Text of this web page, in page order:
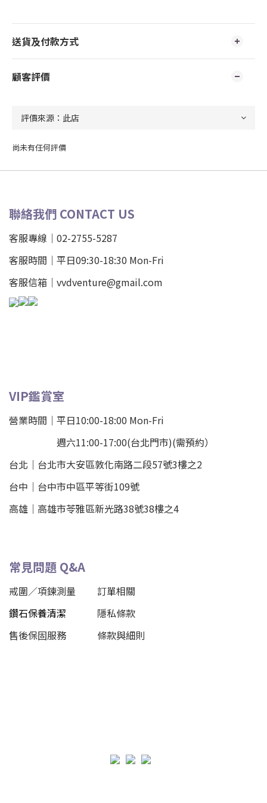
送貨及付款方式
顧客評價
尚未有任何評價
聯絡我們 CONTACT US
客服專線｜02-2755-5287
客服時間｜平日09:30-18:30 Mon-Fri
客服信箱｜vvdventure@gmail.com
VIP鑑賞室
營業時間｜平日10:00-18:00 Mon-Fri
週六11:00-17:00(台北門市)(需預約）
台北 ｜ 台北市大安區敦化南路二段57號3樓之2
台中｜ 台中市中區平等街109號
高雄｜ 高雄市苓雅區新光路38號38樓之4
常見問題 Q&A
戒圍／項鍊測量
訂單相關
鑽石保養清潔
隱私條款
售後保固服務
條款與細則